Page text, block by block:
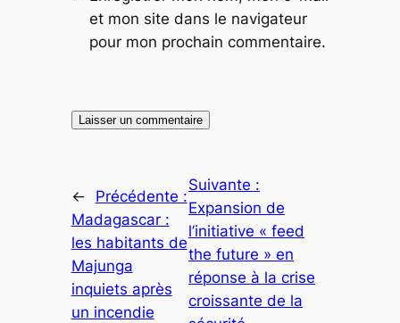
et mon site dans le navigateur
pour mon prochain commentaire.
←
Précédente :
Madagascar :
les habitants de
Majunga
inquiets après
un incendie
Suivante :
Expansion de
l’initiative « feed
the future » en
réponse à la crise
croissante de la